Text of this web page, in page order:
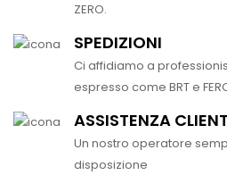
ZERO.
SPEDIZIONI
Ci affidiamo a
espresso come BRT e
ASSISTENZA
Un nostro operatore
disposizione